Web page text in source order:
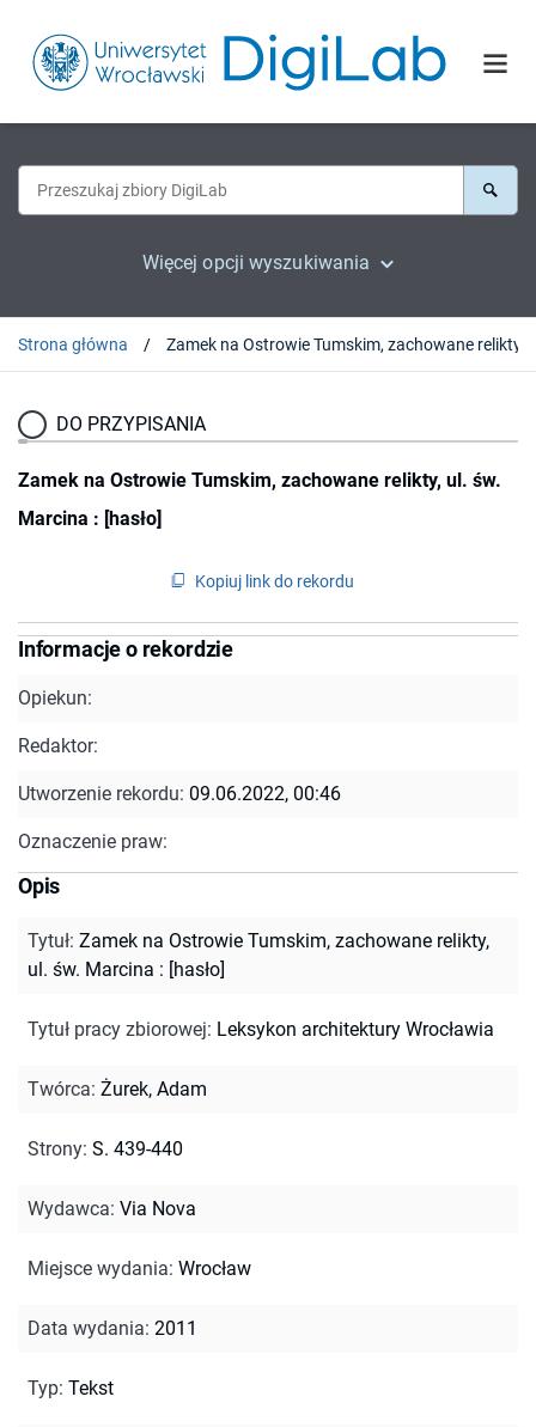
Więcej opcji wyszukiwania
Strona główna
DO PRZYPISANIA
Zamek na Ostrowie Tumskim, zachowane relikty, ul. św.
Marcina : [hasło]
Kopiuj link do rekordu
Informacje o rekordzie
Opiekun:
Redaktor:
Utworzenie rekordu: 09.06.2022, 00:46
Oznaczenie praw:
Opis
Tytuł: Zamek na Ostrowie Tumskim, zachowane relikty,
ul. św. Marcina : [hasło]
Tytuł pracy zbiorowej: Leksykon architektury Wrocławia
Twórca: Żurek, Adam
Strony: S. 439-440
Wydawca: Via Nova
Miejsce wydania: Wrocław
Data wydania: 2011
Typ: Tekst